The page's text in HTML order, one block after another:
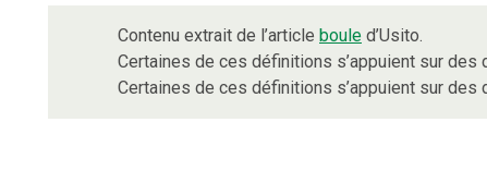
Contenu extrait de l’article boule d’Usito.
Certaines de ces définitions s’appuient sur des
Certaines de ces définitions s’appuient sur des